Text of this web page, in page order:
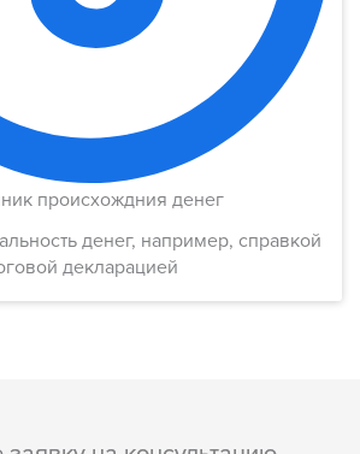
происхождния денег​
денег, например, справкой
декларацией